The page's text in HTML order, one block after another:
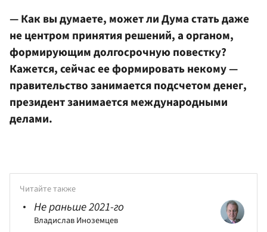
— Как вы думаете, может ли Дума стать даже
не центром принятия решений, а органом,
формирующим долгосрочную повестку?
Кажется, сейчас ее формировать некому —
правительство занимается подсчетом денег,
президент занимается международными
делами.
Читайте также
Не раньше 2021-го
Владислав Иноземцев